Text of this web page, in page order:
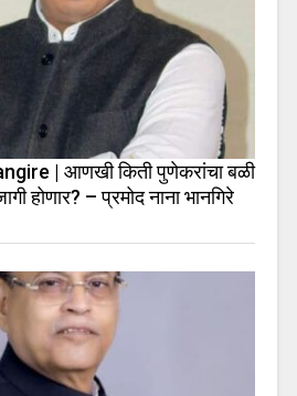
| आणखी किती पुणेकरांचा बळी
होणार? – प्रमोद नाना भानगिरे